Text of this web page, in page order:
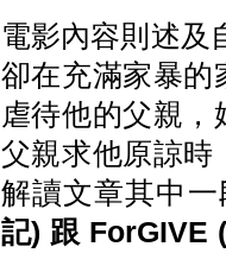
電影內容則述及
卻在充滿家暴的
虐待他的父親
父親求他原諒時
解讀文章其中
記) 跟 ForGIVE (